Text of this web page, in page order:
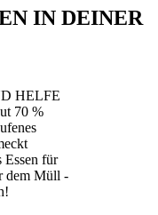
IN DEINER
HELFE
70 %
Essen für
dem Müll -